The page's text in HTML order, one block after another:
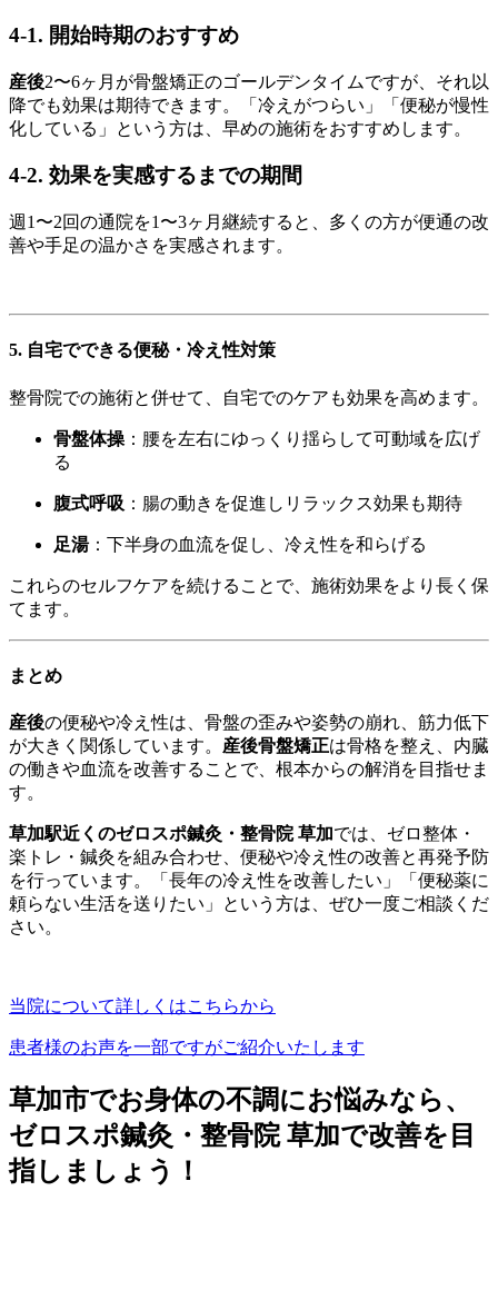
4-1. 開始時期のおすすめ
産後2〜6ヶ月が骨盤矯正のゴールデンタイムですが、それ以
降でも効果は期待できます。「冷えがつらい」「便秘が慢性
化している」という方は、早めの施術をおすすめします。
4-2. 効果を実感するまでの期間
週1〜2回の通院を1〜3ヶ月継続すると、多くの方が便通の改
善や手足の温かさを実感されます。
5. 自宅でできる便秘・冷え性対策
整骨院での施術と併せて、自宅でのケアも効果を高めます。
骨盤体操 ：腰を左右にゆっくり揺らして可動域を広げ
る
腹式呼吸 ：腸の動きを促進しリラックス効果も期待
足湯：下半身の血流を促し、冷え性を和らげる
これらのセルフケアを続けることで、施術効果をより長く保
てます。
まとめ
産後の便秘や冷え性は、骨盤の歪みや姿勢の崩れ、筋力低下
が大きく関係しています。 産後骨盤矯正は骨格を整え、内臓
の働きや血流を改善することで、根本からの解消を目指せま
す。
草加駅近くのゼロスポ鍼灸・整骨院 草加では、ゼロ整体・
楽トレ・鍼灸を組み合わせ、便秘や冷え性の改善と再発予防
を行っています。「長年の冷え性を改善したい」「便秘薬に
頼らない生活を送りたい」という方は、ぜひ一度ご相談くだ
さい。
当院について詳しくはこちらから
患者様のお声を一部ですがご紹介いたします
草加市でお身体の不調にお悩みなら、
ゼロスポ鍼灸・整骨院 草加で改善を目
指しましょう！